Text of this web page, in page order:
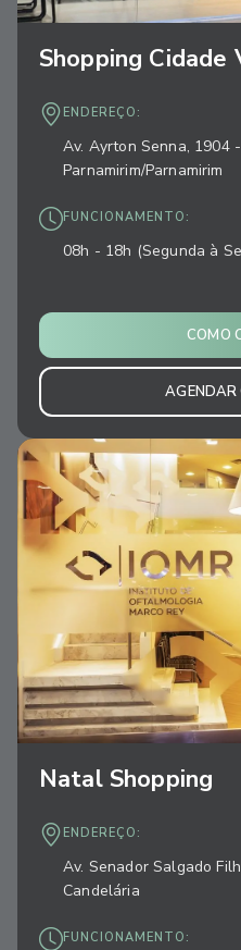
Shopping Cidade
ENDEREÇO:
Av. Ayrton Senna, 1904
Parnamirim/Parnamirim
FUNCIONAMENTO:
08h - 18h (Segunda à
COMO
AGENDAR
Natal Shopping
ENDEREÇO:
Av. Senador Salgado
Candelária
FUNCIONAMENTO: